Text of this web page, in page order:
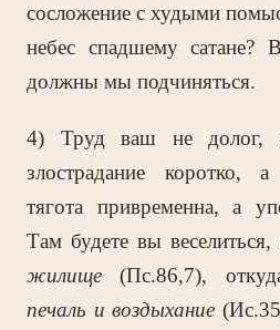
сосложение с худыми
небес спадшему сатане?
должны мы подчиняться.
4) Труд ваш не долог,
злострадание коротко,
тягота привременна, а
Там будете вы веселиться,
жилище (Пс.86,7),
печаль и воздыхание